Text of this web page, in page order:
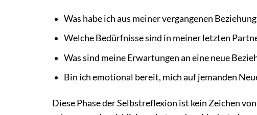
Was habe ich aus meiner vergangenen
Welche Bedürfnisse sind in meiner letzten
Was sind meine Erwartungen an eine neue
Bin ich emotional bereit, mich auf jemanden
Diese Phase der Selbstreflexion ist kein Zeichen